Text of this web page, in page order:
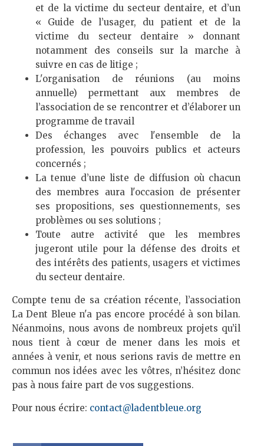
et de la victime du secteur dentaire, et d’un
« Guide de l’usager, du patient et de la
victime du secteur dentaire » donnant
notamment des conseils sur la marche à
suivre en cas de litige ;
L'organisation de réunions (au moins
annuelle) permettant aux membres de
l’association de se rencontrer et d’élaborer un
programme de travail
Des échanges avec l'ensemble de la
profession, les pouvoirs publics et acteurs
concernés ;
La tenue d’une liste de diffusion où chacun
des membres aura l'occasion de présenter
ses propositions, ses questionnements, ses
problèmes ou ses solutions ;
Toute autre activité que les membres
jugeront utile pour la défense des droits et
des intérêts des patients, usagers et victimes
du secteur dentaire.
Compte tenu de sa création récente, l’association
La Dent Bleue n'a pas encore procédé à son bilan.
Néanmoins, nous avons de nombreux projets qu’il
nous tient à cœur de mener dans les mois et
années à venir, et nous serions ravis de mettre en
commun nos idées avec les vôtres, n’hésitez donc
pas à nous faire part de vos suggestions.
Pour nous écrire: contact@ladentbleue.org